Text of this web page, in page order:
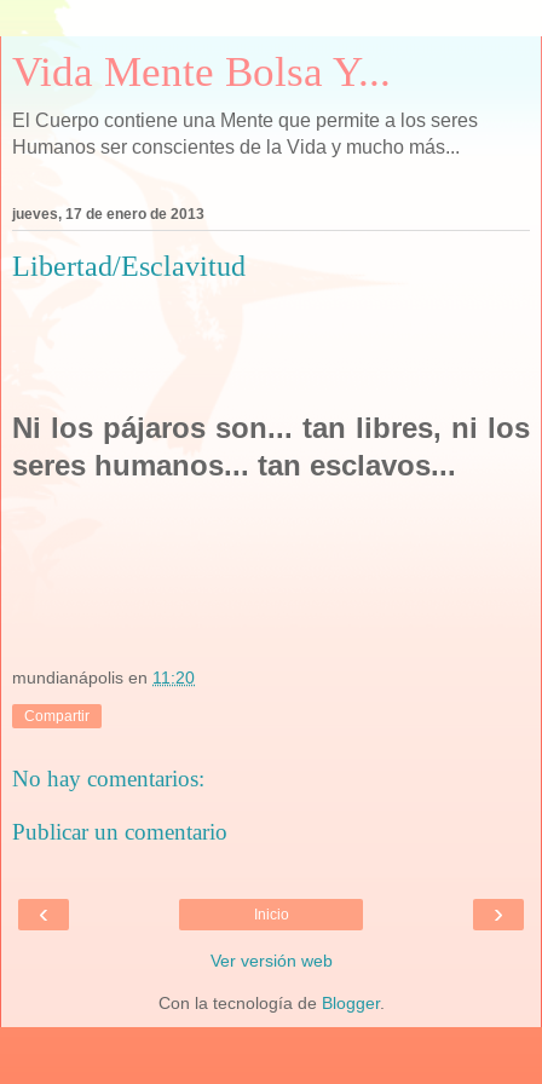
Vida Mente Bolsa Y...
El Cuerpo contiene una Mente que permite a los seres
Humanos ser conscientes de la Vida y mucho más...
jueves, 17 de enero de 2013
Libertad/Esclavitud
Ni los pájaros son... tan libres, ni los
seres humanos... tan esclavos...
mundianápolis en 11:20
Compartir
No hay comentarios:
Publicar un comentario
‹ ›
Inicio
Ver versión web
Con la tecnología de Blogger.